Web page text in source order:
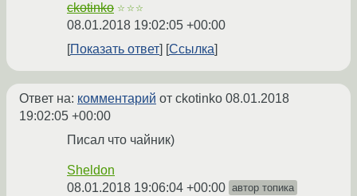
ckotinko ☆☆☆
08.01.2018 19:02:05 +00:00
Показать ответ
Ссылка
Ответ на: комментарий от ckotinko 08.01.2018
19:02:05 +00:00
Писал что чайник)
Sheldon
08.01.2018 19:06:04 +00:00 автор топика